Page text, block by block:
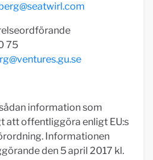
75
information som
att offentliggöra enligt EU:s
Informationen
den 5 april 2017 kl.